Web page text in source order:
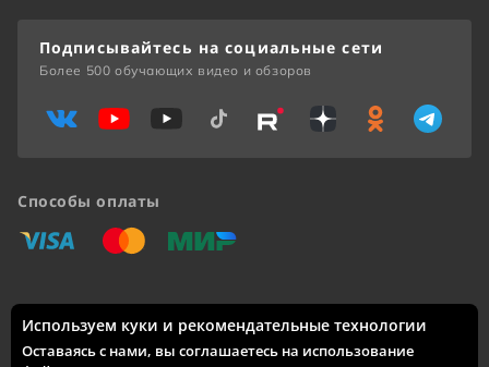
Доставка по России: Москва, Санкт-Петербург, Новосибирск,
Екатеринбург, Казань, Нижний Новгород, Челябинск,
Красноярск, Самара, Уфа, Ростов-на-Дону, Омск, Краснодар,
Способы оплаты
«Виза» «Мастеркард»
«Мир»
Подписывайтесь на социальные сети
Более 500 обучающих видео и обзоров
Используем куки и рекомендательные технологии
Оставаясь с нами, вы соглашаетесь на использование